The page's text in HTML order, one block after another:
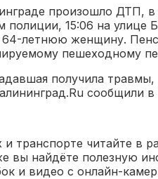
произошло ДТП, в
15:06 на улице
64-летнюю женщину.
пешеходному
получила
сообщили в
и транспорте читайте в
вы найдёте полезную
и видео с онлайн-